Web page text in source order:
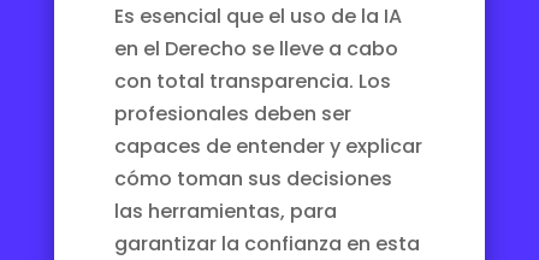
Es esencial que el uso de la IA
en el Derecho se lleve a cabo
con total transparencia. Los
profesionales deben ser
capaces de entender y explicar
cómo toman sus decisiones
las herramientas, para
garantizar la confianza en esta